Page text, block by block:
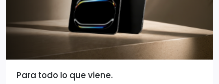
Para todo lo que viene.